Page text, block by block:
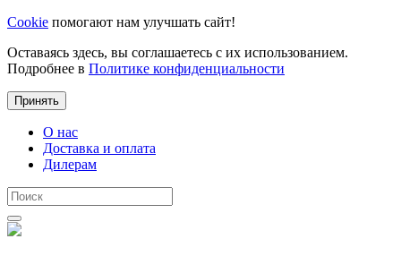
Cookie помогают нам улучшать сайт!
Оставаясь здесь, вы соглашаетесь с их использованием.
Подробнее в Политике конфиденциальности
Принять
О нас
Доставка и оплата
Дилерам